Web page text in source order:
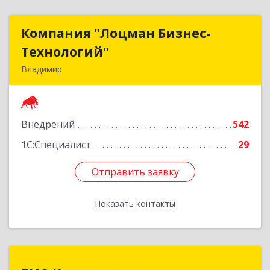
Компания "Лоцман Бизнес-
Технологий"
Владимир
Внедрений
542
1С:Специалист
29
Отправить заявку
Показать контакты
Компания "Лоцман Бизнес-
Подробнее
Отправить заявку
Назад